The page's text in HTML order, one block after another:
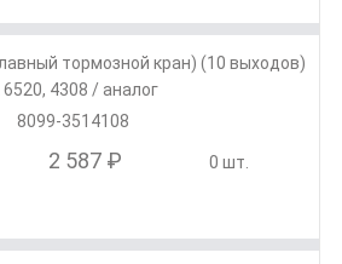
тормозной кран) (10 выходов)
4308 / аналог
8099-3514108
2 587 ₽ 0 шт.